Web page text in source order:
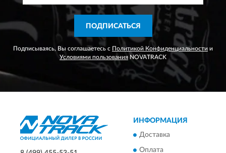
ПОДПИСАТЬСЯ
Подписываясь, Вы соглашаетесь с Политикой Конфиденциальности и
Условиями пользования NOVATRACK
ИНФОРМАЦИЯ
Доставка
Оплата